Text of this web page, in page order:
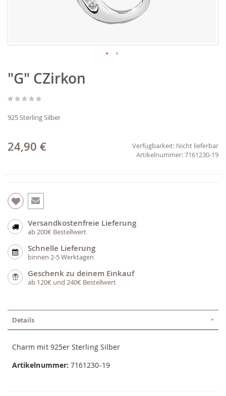
Anfang
der
springen
"G" CZirkon
925 Sterling Silber
24,90 € Verfügbarkeit: Nicht lieferbar
7161230-19
Versandkostenfreie Lieferung
ab 200€ Bestellwert
Schnelle Lieferung
binnen 2-5 Werktagen
Geschenk zu deinem Einkauf
ab 120€ und 240€ Bestellwert
Details
Charm mit 925er Sterling Silber
Artikelnummer: 7161230-19